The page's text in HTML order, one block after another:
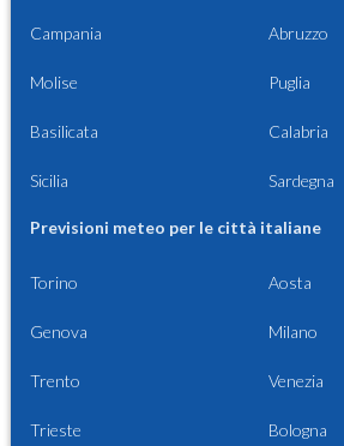
Campania Abruzzo
Molise Puglia
Basilicata Calabria
Sicilia Sardegna
Previsioni meteo per le città italiane
Torino Aosta
Genova Milano
Trento Venezia
Trieste Bologna